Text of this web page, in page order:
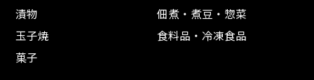
漬物
佃煮・煮豆・惣菜
玉子焼
食料品・冷凍食品
菓子